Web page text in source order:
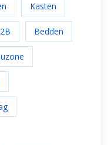
Kasten
Bedden